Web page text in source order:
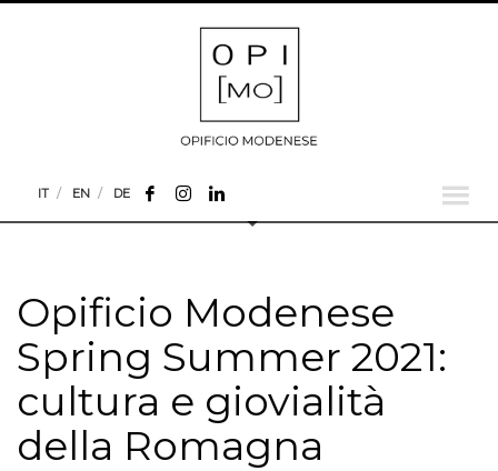
IT EN DE
Opificio Modenese
Spring Summer 2021:
cultura e giovialità
della Romagna